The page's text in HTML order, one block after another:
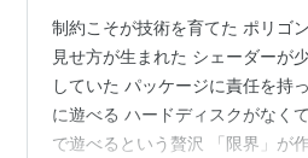
制約こそが技術を育てた ポリゴ
見せ方が生まれた シェーダーが
していた パッケージに責任を持
に遊べる ハードディスクがなく
で遊べるという贅沢 「限界」が